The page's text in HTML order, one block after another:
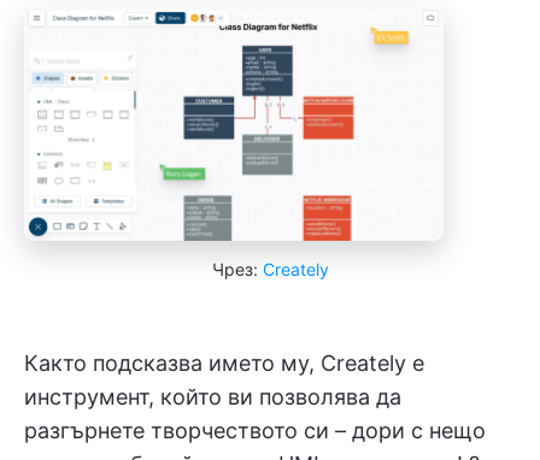
Чрез: Creately
Както подсказва името му, Creately е
инструмент, който ви позволява да
разгърнете творчеството си – дори с нещо